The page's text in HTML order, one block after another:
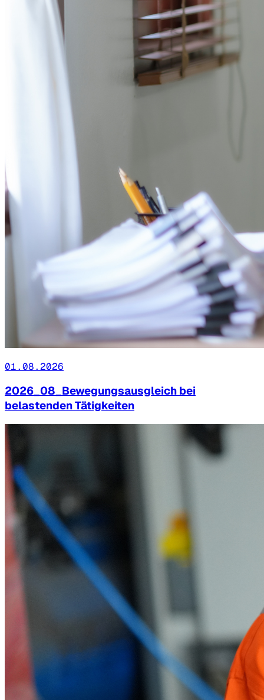
01.08.2026
2026_08_Bewegungsausgleich bei
belastenden Tätigkeiten